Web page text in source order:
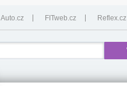
Auto.cz FITweb.cz Reflex.cz